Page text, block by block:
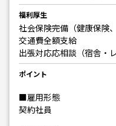
福利厚生
社会保険完備（健康保険
交通費全額支給
出張対応応相談（宿舎・
ポイント
■雇用形態
契約社員